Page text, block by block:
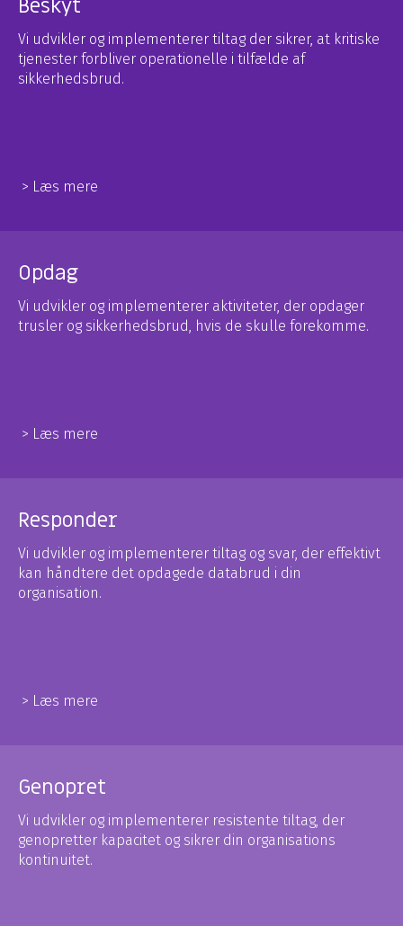
Beskyt
Vi udvikler og implementerer tiltag der sikrer, at kritiske
tjenester forbliver operationelle i tilfælde af
sikkerhedsbrud.
> Læs mere
Opdag
Vi udvikler og implementerer aktiviteter, der opdager
trusler og sikkerhedsbrud, hvis de skulle forekomme.
> Læs mere
Responder
Vi udvikler og implementerer tiltag og svar, der effektivt
kan håndtere det opdagede databrud i din
organisation.
> Læs mere
Genopret
Vi udvikler og implementerer resistente tiltag, der
genopretter kapacitet og sikrer din organisations
kontinuitet.